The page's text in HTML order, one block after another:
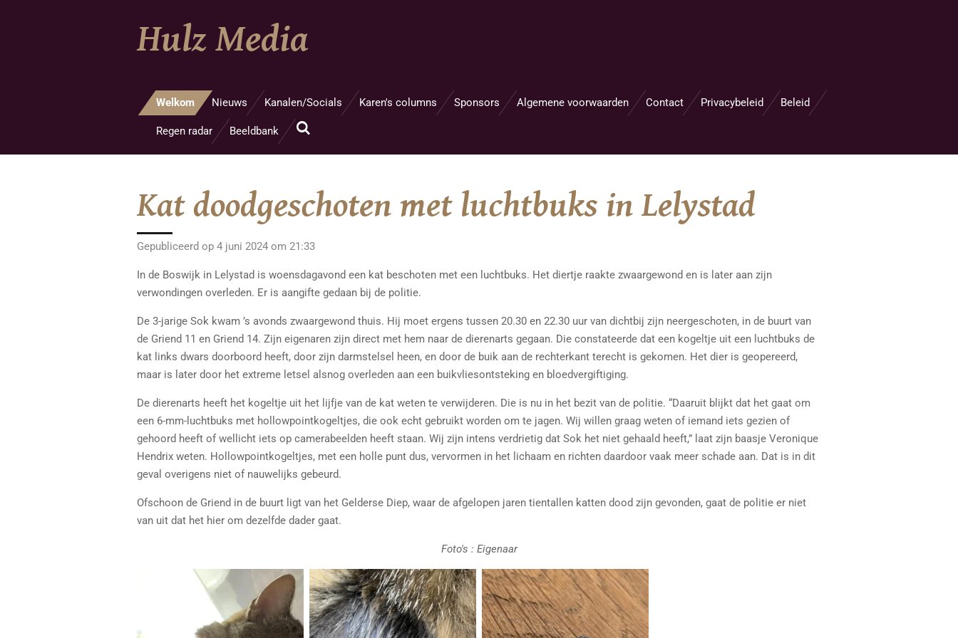
Hulz Media
Welkom Nieuws Kanalen/Socials Karen's columns Sponsors Algemene voorwaarden Contact Privacybeleid Beleid
Regen radar Beeldbank
Kat doodgeschoten met luchtbuks in Lelystad
Gepubliceerd op 4 juni 2024 om 21:33
In de Boswijk in Lelystad is woensdagavond een kat beschoten met een luchtbuks. Het diertje raakte zwaargewond en is later aan zijn
verwondingen overleden. Er is aangifte gedaan bij de politie.
De 3-jarige Sok kwam ’s avonds zwaargewond thuis. Hij moet ergens tussen 20.30 en 22.30 uur van dichtbij zijn neergeschoten, in de buurt van
de Griend 11 en Griend 14. Zijn eigenaren zijn direct met hem naar de dierenarts gegaan. Die constateerde dat een kogeltje uit een luchtbuks de
kat links dwars doorboord heeft, door zijn darmstelsel heen, en door de buik aan de rechterkant terecht is gekomen. Het dier is geopereerd,
maar is later door het extreme letsel alsnog overleden aan een buikvliesontsteking en bloedvergiftiging.
De dierenarts heeft het kogeltje uit het lijfje van de kat weten te verwijderen. Die is nu in het bezit van de politie. “Daaruit blijkt dat het gaat om
een 6-mm-luchtbuks met hollowpointkogeltjes, die ook echt gebruikt worden om te jagen. Wij willen graag weten of iemand iets gezien of
gehoord heeft of wellicht iets op camerabeelden heeft staan. Wij zijn intens verdrietig dat Sok het niet gehaald heeft,” laat zijn baasje Veronique
Hendrix weten. Hollowpointkogeltjes, met een holle punt dus, vervormen in het lichaam en richten daardoor vaak meer schade aan. Dat is in dit
geval overigens niet of nauwelijks gebeurd.
Ofschoon de Griend in de buurt ligt van het Gelderse Diep, waar de afgelopen jaren tientallen katten dood zijn gevonden, gaat de politie er niet
van uit dat het hier om dezelfde dader gaat.
Foto's : Eigenaar